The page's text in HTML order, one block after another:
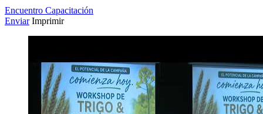
Encuentro Capacitación
Enviar Imprimir